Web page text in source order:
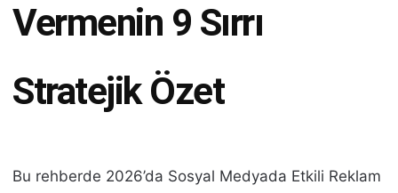
Vermenin 9 Sırrı
Stratejik Özet
Bu rehberde 2026’da Sosyal Medyada Etkili Reklam